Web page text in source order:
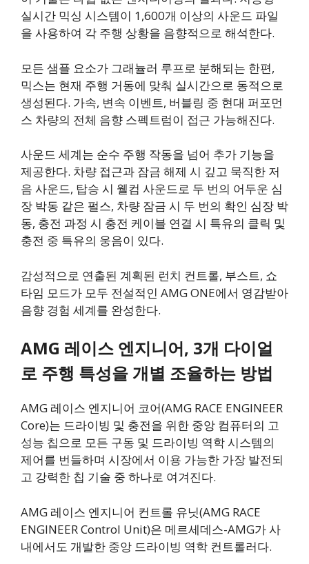
실시간 믹싱 시스템이 1,600개 이상의 사운드 파일
을 사용하여 각 주행 상황을 음향적으로 해석한다.
모든 샘플 요소가 그래뉼러 루프로 분해되는 한편,
믹스는 현재 주행 거동에 맞춰 실시간으로 동적으로
생성된다. 가속, 변속 이벤트, 버블링 중 현대 퍼포먼
스 차량의 전체 음향 스펙트럼이 접근 가능해진다.
사운드 세계는 순수 주행 작동을 넘어 추가 기능을
제공한다. 차량 접근과 잠금 해제 시 깊고 묵직한 저
음 사운드, 탑승 시 웰컴 사운드로 두 번의 어두운 심
장 박동 같은 펄스, 차량 잠금 시 두 번의 확인 심장 박
동, 충전 과정 시 충전 케이블 연결 시 특유의 클릭 및
충전 중 특유의 웅음이 있다.
감성적으로 연출된 계획된 런치 컨트롤, 부스트, 쇼
타임 모드가 모두 전설적인 AMG ONE에서 영감받아
음향 경험 세계를 완성한다.
AMG 레이스 엔지니어, 3개 다이얼
로 주행 특성을 개별 조율하는 방법
AMG 레이스 엔지니어 코어(AMG RACE ENGINEER
Core)는 드라이빙 및 충전을 위한 중앙 컴퓨터의 고
성능 칩으로 모든 구동 및 드라이빙 역학 시스템의
제어를 번들하며 시장에서 이용 가능한 가장 발전되
고 강력한 칩 기술 중 하나로 여겨진다.
AMG 레이스 엔지니어 컨트롤 유닛(AMG RACE
ENGINEER Control Unit)은 메르세데스-AMG가 사
내에서도 개발한 중앙 드라이빙 역학 컨트롤러다.